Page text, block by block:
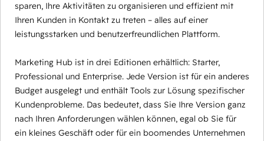
sparen, Ihre Aktivitäten zu organisieren und effizient mit
Ihren Kunden in Kontakt zu treten – alles auf einer
leistungsstarken und benutzerfreundlichen Plattform.
Marketing Hub ist in drei Editionen erhältlich: Starter,
Professional und Enterprise. Jede Version ist für ein anderes
Budget ausgelegt und enthält Tools zur Lösung spezifischer
Kundenprobleme. Das bedeutet, dass Sie Ihre Version ganz
nach Ihren Anforderungen wählen können, egal ob Sie für
ein kleines Geschäft oder für ein boomendes Unternehmen